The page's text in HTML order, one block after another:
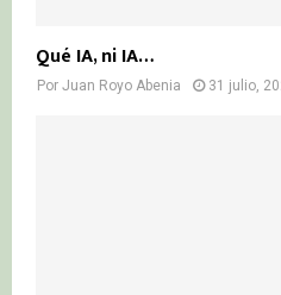
Qué IA, ni IA…
Por Juan Royo Abenia 31 julio,